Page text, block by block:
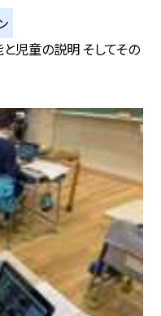
児童の説明 そしてその